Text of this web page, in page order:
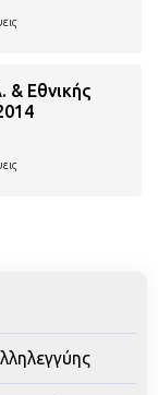
& Εθνικής